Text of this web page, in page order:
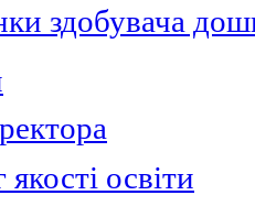
здобувача
освіти